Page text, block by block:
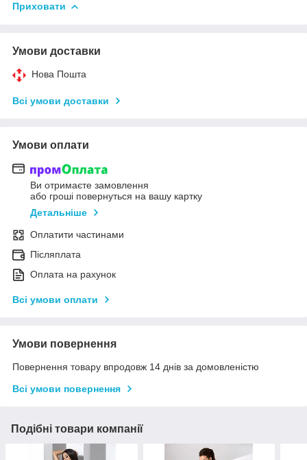
Приховати
Умови доставки
Нова Пошта
Всі умови доставки
Умови оплати
Ви отримаєте замовлення
або гроші повернуться на вашу картку
Детальніше
Оплатити частинами
Післяплата
Оплата на рахунок
Всі умови оплати
Умови повернення
Повернення товару впродовж 14 днів за домовленістю
Всі умови повернення
Подібні товари компанії